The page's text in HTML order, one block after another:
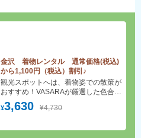
金沢 着物レンタル 通常価格(税込)
から1,100円（税込）割引♪
¥3,630 ¥4,730
観光スポットへは、着物姿での散策が
おすすめ！VASARAが厳選した色合い
豊かな着物からお好みの一着をお楽し
みください。手ぶらでOK！着付け・